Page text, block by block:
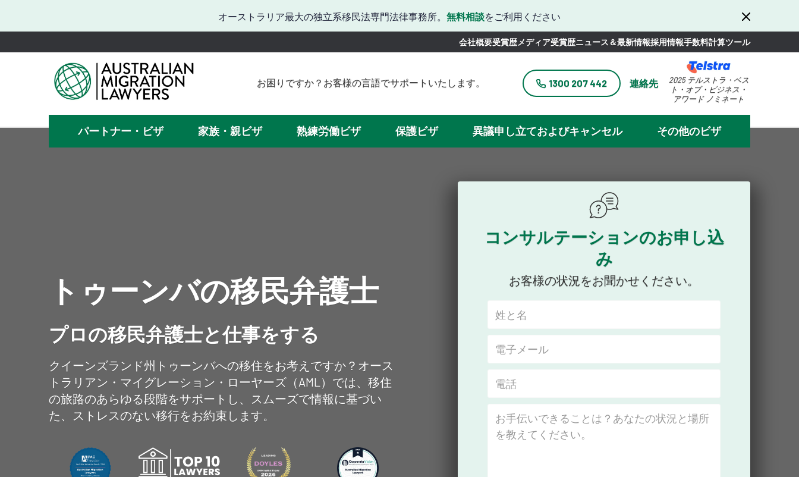
オーストラリア最大の独立系移民法専門法律事務所。無料相談をご利用ください
会社概要受賞歴メディア受賞歴ニュース＆最新情報採用情報手数料計算ツール
お困りですか？お客様の言語でサポートいたします。
ビザの手続きでお困りですか？スペイン語でサポートいたします。
当サイトではベトナム語に対応しています。
1300 207 442 連絡先
2025 テルストラ・ベス
ト・オブ・ビジネス・
アワード ノミネート
パートナー・ビザ 家族・親ビザ 熟練労働ビザ 保護ビザ 異議申し立ておよびキャンセル その他のビザ
トゥーンバの移民弁護士
プロの移民弁護士と仕事をする
クイーンズランド州トゥーンバへの移住をお考えですか？オース
トラリアン・マイグレーション・ローヤーズ（AML）では、移住
の旅路のあらゆる段階をサポートし、スムーズで情報に基づい
た、ストレスのない移行をお約束します。
コンサルテーションのお申し込
み
お客様の状況をお聞かせください。